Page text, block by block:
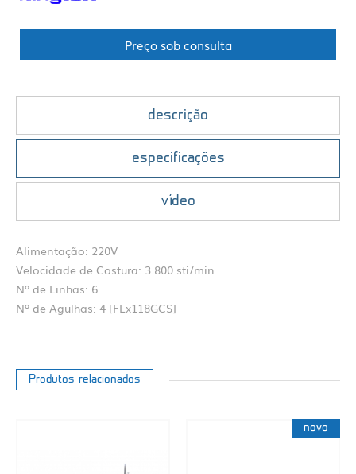
Preço sob consulta
descrição
especificações
vídeo
Alimentação: 220V
Velocidade de Costura: 3.800 sti/min
Nº de Linhas: 6
Nº de Agulhas: 4 [FLx118GCS]
Produtos relacionados
novo